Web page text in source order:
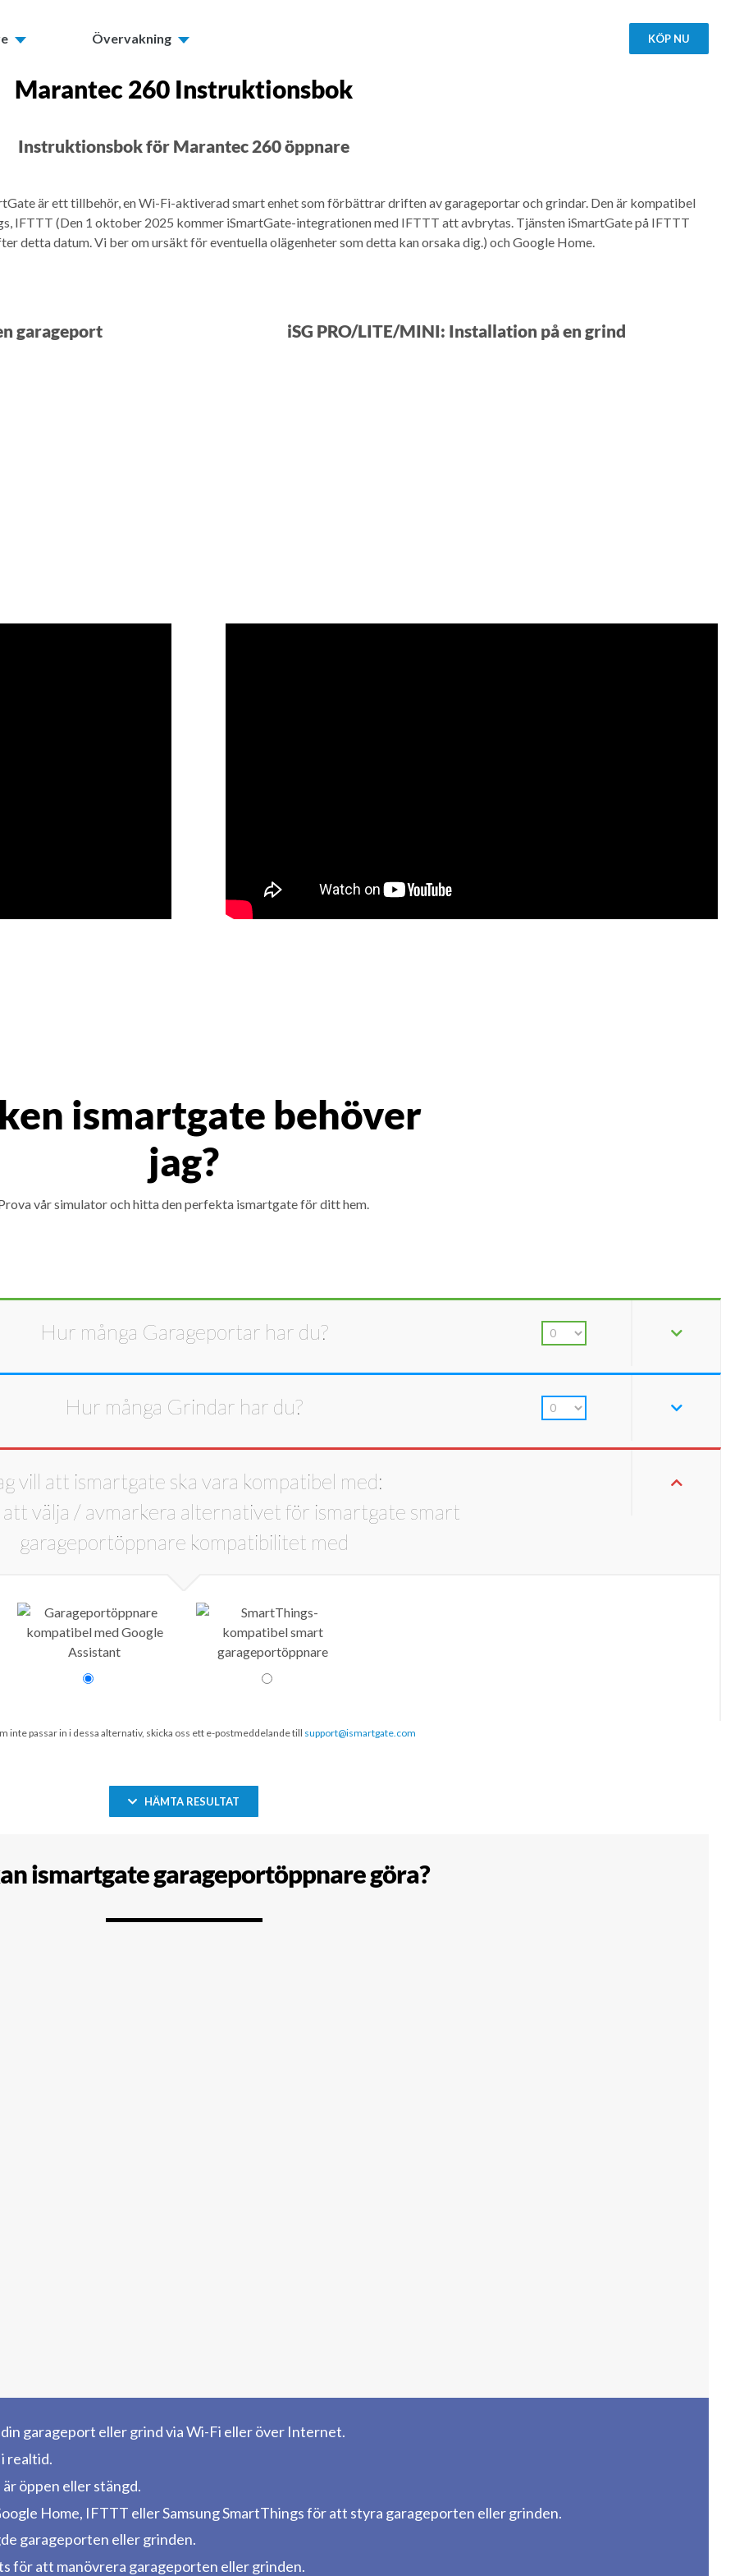
Övervakning KÖP NU
Marantec 260 Instruktionsbok
Instruktionsbok för Marantec 260 öppnare
är ett tillbehör, en Wi-Fi-aktiverad smart enhet som förbättrar driften av garageportar och grindar. Den är kompatibel
IFTTT (Den 1 oktober 2025 kommer iSmartGate-integrationen med IFTTT att avbrytas. Tjänsten iSmartGate på IFTTT
detta datum. Vi ber om ursäkt för eventuella olägenheter som detta kan orsaka dig.) och Google Home.
garageport iSG PRO/LITE/MINI: Installation på en grind
ismartgate behöver
jag?
vår simulator och hitta den perfekta ismartgate för ditt hem.
Hur många Garageportar har du?
Hur många Grindar har du?
vill att ismartgate ska vara kompatibel med:
inte passar in i dessa alternativ, skicka oss ett e-postmeddelande till support@ismartgate.com
HÄMTA RESULTAT
ismartgate garageportöppnare göra?
garageport eller grind via Wi-Fi eller över Internet.
realtid.
öppen eller stängd.
Home, IFTTT eller Samsung SmartThings för att styra garageporten eller grinden.
garageporten eller grinden.
för att manövrera garageporten eller grinden.